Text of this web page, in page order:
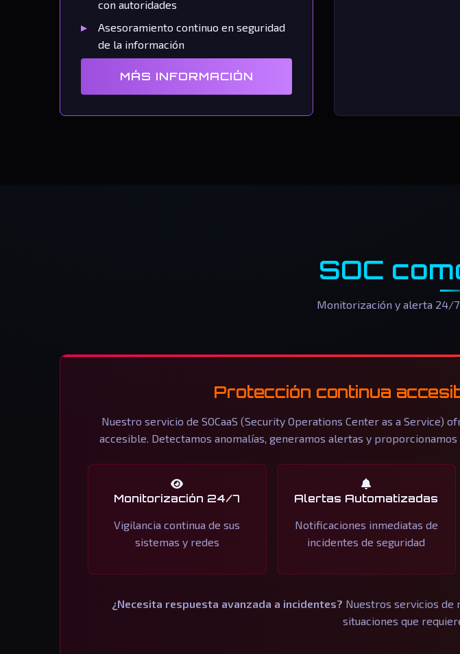
con autoridades
Asesoramiento continuo en seguridad
de la información
MÁS INFORMACIÓN
SOC
Monitorización y alerta 24/
Protección continua
Nuestro servicio de SOCaaS (Security Operations Center as a Service)
accesible. Detectamos anomalías, generamos alertas y
Monitorización 24/7
Vigilancia continua de sus
sistemas y redes
Alertas Automatizadas
Notificaciones inmediatas de
incidentes de seguridad
¿Necesita respuesta avanzada a incidentes? Nuestros servicios de
situaciones que